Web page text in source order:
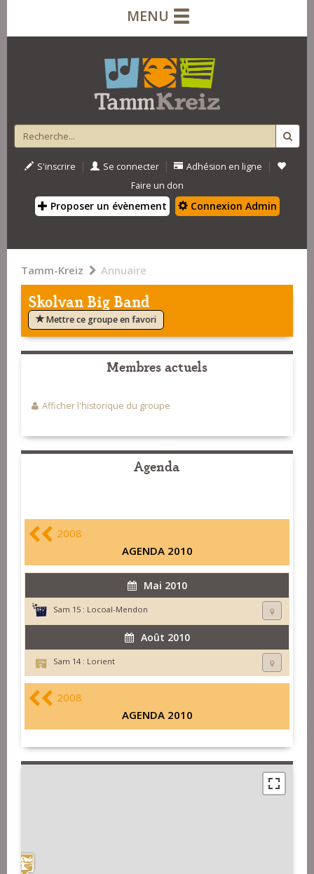
MENU
S'inscrire | Se connecter | Adhésion en ligne |
Faire un don
Proposer un évènement Connexion Admin
Tamm-Kreiz Annuaire
Skolvan Big Band
Mettre ce groupe en favori
Membres actuels
Afficher l'historique du groupe
Agenda
2008
AGENDA 2010
Mai 2010
Sam 15 : Locoal-Mendon
Août 2010
Sam 14 : Lorient
2008
AGENDA 2010